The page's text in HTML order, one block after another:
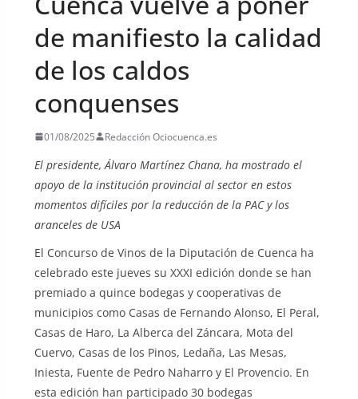
de manifiesto la calidad
de los caldos
conquenses
01/08/2025 Redacción Ociocuenca.es
El presidente, Álvaro Martínez Chana, ha mostrado el
apoyo de la institución provincial al sector en estos
momentos difíciles por la reducción de la PAC y los
aranceles de USA
El Concurso de Vinos de la Diputación de Cuenca ha
celebrado este jueves su XXXI edición donde se han
premiado a quince bodegas y cooperativas de
municipios como Casas de Fernando Alonso, El Peral,
Casas de Haro, La Alberca del Záncara, Mota del
Cuervo, Casas de los Pinos, Ledaña, Las Mesas,
Iniesta, Fuente de Pedro Naharro y El Provencio. En
esta edición han participado 30 bodegas